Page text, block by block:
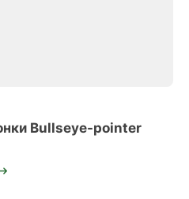
Bullseye-pointer